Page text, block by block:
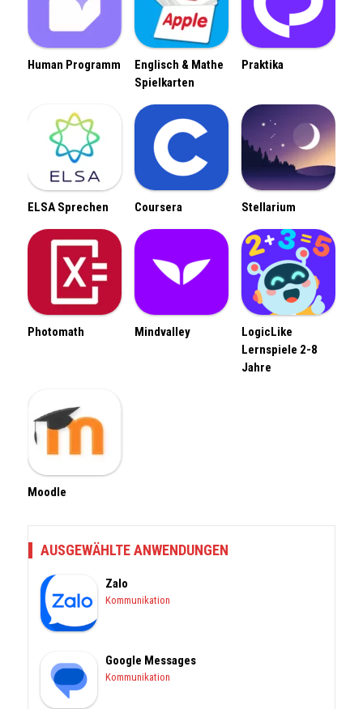
Human Programm
Englisch & Mathe
Spielkarten
Praktika
ELSA Sprechen Coursera Stellarium
Photomath Mindvalley
LogicLike
Lernspiele 2-8
Jahre
Moodle
AUSGEWÄHLTE ANWENDUNGEN
Zalo
Kommunikation
Google Messages
Kommunikation